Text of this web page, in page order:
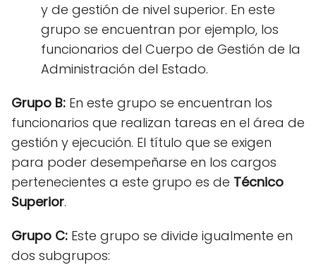
y de gestión de nivel superior. En este
grupo se encuentran por ejemplo, los
funcionarios del Cuerpo de Gestión de la
Administración del Estado.
Grupo B: En este grupo se encuentran los
funcionarios que realizan tareas en el área de
gestión y ejecución. El título que se exigen
para poder desempeñarse en los cargos
pertenecientes a este grupo es de Técnico
Superior.
Grupo C: Este grupo se divide igualmente en
dos subgrupos: